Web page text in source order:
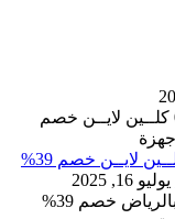
شركة تنظيف بالرياض 0556501701 كلــين لايــن خصم 39%
يوليو 16, 2025